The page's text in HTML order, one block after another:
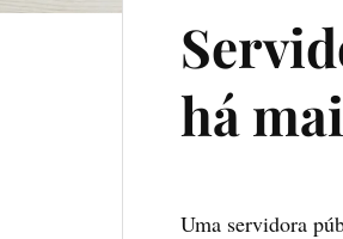
há
Uma servidora